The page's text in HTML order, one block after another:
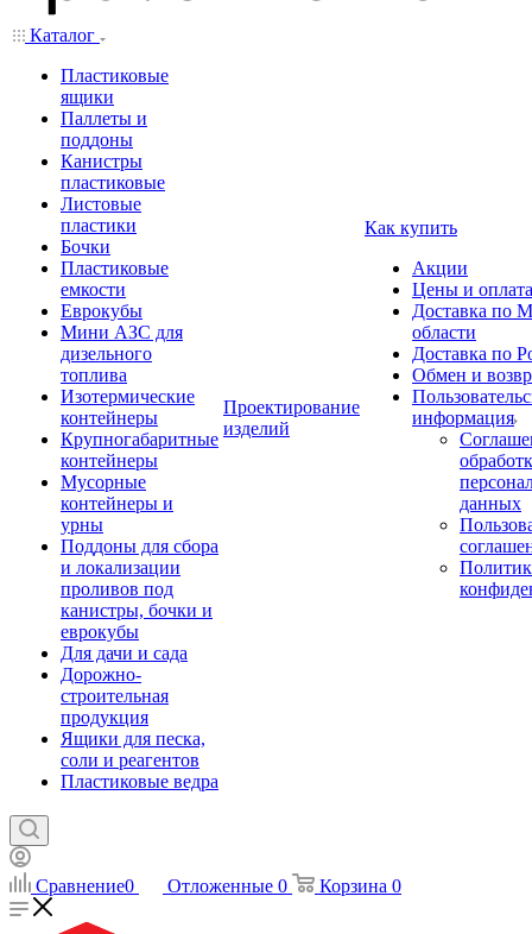
Каталог
Пластиковые
ящики
Паллеты и
поддоны
Канистры
пластиковые
Листовые
пластики
Бочки
Пластиковые
емкости
Еврокубы
Мини АЗС для
дизельного
топлива
Изотермические
контейнеры
Крупногабаритные
контейнеры
Мусорные
контейнеры и
урны
Поддоны для сбора
и локализации
проливов под
канистры, бочки и
еврокубы
Для дачи и сада
Дорожно-
строительная
продукция
Ящики для песка,
соли и реагентов
Пластиковые ведра
Проектирование
изделий
Как купить
Акции
Цены и оплата
Доставка по
области
Доставка по
Обмен и
информация
данных
Сравнение0 Отложенные 0 Корзина 0